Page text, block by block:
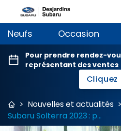
Neufs Occasion
Pour prendre rendez-
représentant des ventes
Cliquez
> Nouvelles et actualités >
Subaru Solterra 2023 : prix et fiche technique